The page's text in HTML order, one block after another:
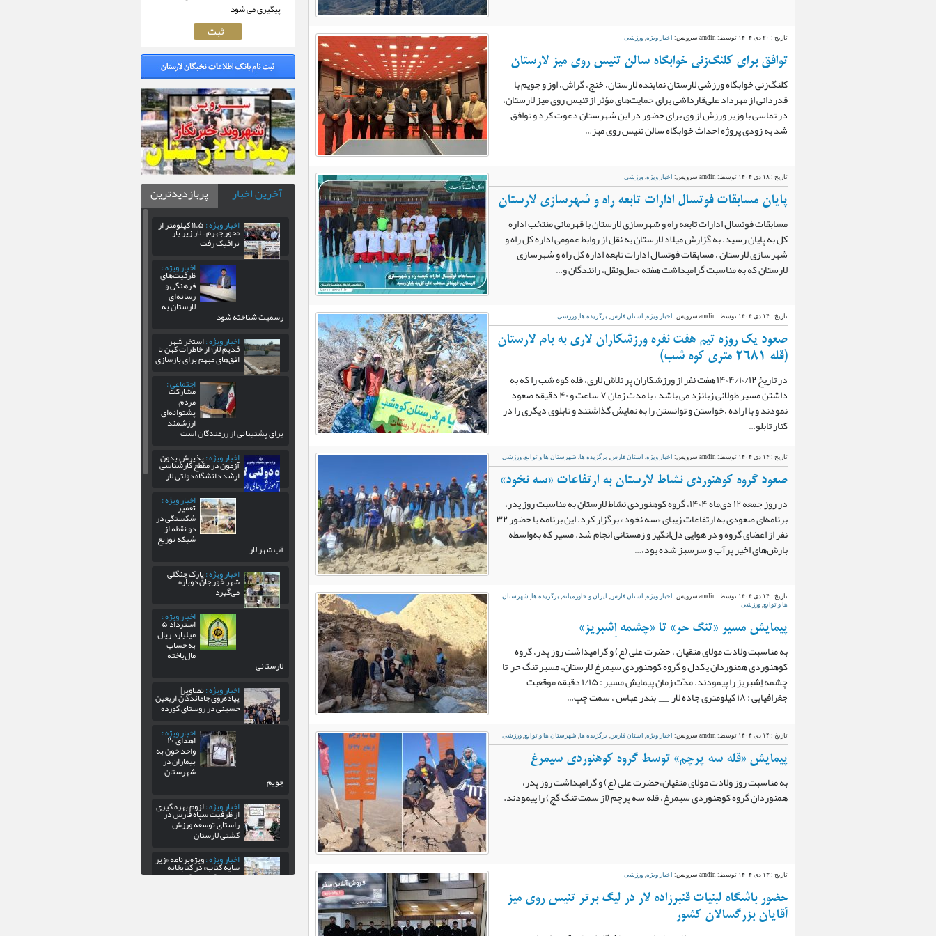
تاریخ : ۲۰ دی ۱۴۰۴ توسط: amdin سرویس: اخبار ویژه, ورزشی
توافق برای کلنگ‌زنی خوابگاه سالن تنیس روی میز لارستان
کلنگ‌زنی خوابگاه ورزشی لارستان نماینده لارستان، خنج، گراش، اوز و جویم با
قدردانی از مهرداد علی‌قارداشی برای حمایت‌های مؤثر از تنیس روی میز لارستان،
در تماسی با وزیر ورزش از وی برای حضور در این شهرستان دعوت کرد و توافق
شد به زودی پروژه احداث خوابگاه سالن تنیس روی میز…
تاریخ : ۱۸ دی ۱۴۰۴ توسط: amdin سرویس: اخبار ویژه, ورزشی
پایان مسابقات فوتسال ادارات تابعه راه و شهرسازی لارستان
مسابقات فوتسال ادارات تابعه راه و شهرسازی لارستان با قهرمانی منتخب اداره
کل به پایان رسید. به گزارش میلاد لارستان به نقل از روابط عمومی اداره کل راه و
شهرسازی لارستان ، مسابقات فوتسال ادارات تابعه اداره کل راه و شهرسازی
لارستان که به مناسبت گرامیداشت هفته حمل‌ونقل، رانندگان و…
تاریخ : ۱۴ دی ۱۴۰۴ توسط: amdin سرویس: اخبار ویژه, استان فارس, برگزیده ها, ورزشی
صعود یک روزه تیم هفت نفره ورزشکاران لاری به بام لارستان
(قله ۲۶۸۱ متری کوه شب)
در تاریخ ۱۴۰۴/۱۰/۱۲ هفت نفر از ورزشکاران پر تلاش لاری، قله کوه شب را که به
داشتن مسیر طولانی زبانزد می باشد ، با مدت زمان ۷ ساعت و ۴۰ دقیقه صعود
نمودند و با اراده ،خواستن و توانستن را به نمایش گذاشتند و تابلوی دیگری را در
کنار تابلو…
تاریخ : ۱۴ دی ۱۴۰۴ توسط: amdin سرویس: اخبار ویژه, استان فارس, برگزیده ها, شهرستان ها و توابع, ورزشی
صعود گروه کوهنوردی نشاط لارستان به ارتفاعات «سه نخود»
در روز جمعه ۱۲ دی‌ماه ۱۴۰۴، گروه کوهنوردی نشاط لارستان به مناسبت روز پدر،
برنامه‌ای صعودی به ارتفاعات زیبای «سه نخود» برگزار کرد. این برنامه با حضور ۳۲
نفر از اعضای گروه و در هوایی دل‌انگیز و زمستانی انجام شد. مسیر که به‌واسطه
بارش‌های اخیر پرآب و سرسبز شده بود،…
تاریخ : ۱۴ دی ۱۴۰۴ توسط: amdin سرویس: اخبار ویژه, استان فارس, ایران و خاورمیانه, برگزیده ها, شهرستان
ها و توابع, ورزشی
پیمایش مسیر «تنگ حر» تا «چشمه اِشبریز»
به مناسبت ولادت مولای متقیان ، حضرت علی (ع) و گرامیداشت روز پدر، گروه
کوهنوردی همنوردان یکدل و گروه کوهنوردی سیمرغ لارستان، مسیر تنگ حر تا
چشمه اِشبریز را پیمودند. مدّت زمان پیمایش مسیر : ۱/۱۵ دقیقه موقعیت
جغرافیایی : ۱۸ کیلومتری جاده لار __ بندر عباس ، سمت چپ…
تاریخ : ۱۴ دی ۱۴۰۴ توسط: amdin سرویس: اخبار ویژه, استان فارس, برگزیده ها, شهرستان ها و توابع, ورزشی
پیمایش «قله سه پرچم» توسط گروه کوهنوردی سیمرغ
به مناسبت روز ولادت مولای متقیان،حضرت علی (ع) و گرامیداشت روز پدر،
همنوردان گروه کوهنوردی سیمرغ، قله سه پرچم (از سمت تنگ گچ) را پیمودند.
تاریخ : ۱۳ دی ۱۴۰۴ توسط: amdin سرویس: اخبار ویژه, ورزشی
حضور باشگاه لبنیات قنبرزاده لار در لیگ برتر تنیس روی میز
آقایان بزرگسالان کشور
پیگیری می شود
آخرین اخبار پربازدیدترین
اخبار ویژه : ۱۱.۵ کیلومتر از
محور جهرم ـ لار زیر بار
ترافیک رفت
اخبار ویژه :
ظرفیت‌های
فرهنگی و
رسانه‌ای
لارستان به رسمیت شناخته شود
اخبار ویژه :استخر شهر
قدیم لار؛ از خاطرات کهن تا
افق‌های مبهم برای بازسازی
اجتماعی :
مشارکت
مردم،
پشتوانه‌ای
ارزشمندبرای پشتیبانی از رزمندگان است
اخبار ویژه :پذیرش بدون
آزمون در مقطع کارشناسی
ارشد دانشگاه دولتی لار
اخبار ویژه :
تعمیر
شکستگی در
دو نقطه از
شبکه توزیع آب شهر لار
اخبار ویژه :پارک جنگلی
شهر خور جان دوباره
می‌گیرد
اخبار ویژه :
استرداد ۵
میلیارد ریال
به حساب
مال‌باخته لارستانی
اخبار ویژه :تصاویر|
پیاده‌روی جاماندگان اربعین
حسینی در روستای کورده
اخبار ویژه :
اهدای ۲۰
واحد خون به
بیماران در
شهرستان جویم
اخبار ویژه :لزوم بهره‌ گیری
از ظرفیت سپاه فارس در
راستای توسعه ورزش
کشتی لارستان
اخبار ویژه :ویژه‌برنامه «زیر
سایه کتاب» در کتابخانه
عمومی گنج شایگان لار